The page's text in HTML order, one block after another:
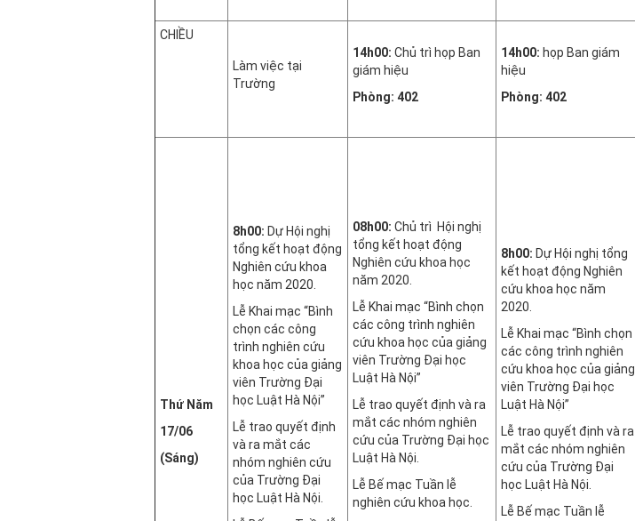
CHIỀU
Làm việc tại
Trường
14h00: Chủ trì họp Ban
giám hiệu
Phòng: 402
14h00: họp Ban giám
hiệu
Phòng: 402
Thứ Năm
17/06
(Sáng)
8h00: Dự Hội nghị
tổng kết hoạt động
Nghiên cứu khoa
học năm 2020.
Lễ Khai mạc “Bình
chọn các công
trình nghiên cứu
khoa học của giảng
viên Trường Đại
học Luật Hà Nội”
Lễ trao quyết định
và ra mắt các
nhóm nghiên cứu
của Trường Đại
học Luật Hà Nội.
08h00: Chủ trì Hội nghị
tổng kết hoạt động
Nghiên cứu khoa học
năm 2020.
Lễ Khai mạc “Bình chọn
các công trình nghiên
cứu khoa học của giảng
viên Trường Đại học
Luật Hà Nội”
Lễ trao quyết định và ra
mắt các nhóm nghiên
cứu của Trường Đại học
Luật Hà Nội.
Lễ Bế mạc Tuần lễ
nghiên cứu khoa học.
8h00: Dự Hội nghị tổng
kết hoạt động Nghiên
cứu khoa học năm
2020.
Lễ Khai mạc “Bình chọn
các công trình nghiên
cứu khoa học của giảng
viên Trường Đại học
Luật Hà Nội”
Lễ trao quyết định và ra
mắt các nhóm nghiên
cứu của Trường Đại
học Luật Hà Nội.
Lễ Bế mạc Tuần lễ